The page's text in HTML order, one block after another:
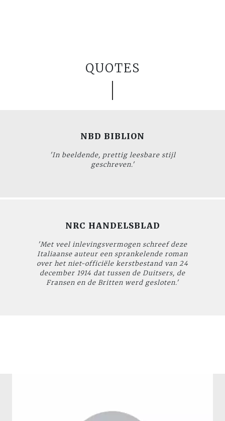
QUOTES
NBD BIBLION
'In beeldende, prettig leesbare stijl
geschreven.'
NRC HANDELSBLAD
'Met veel inlevingsvermogen schreef deze
Italiaanse auteur een sprankelende roman
over het niet-officiële kerstbestand van 24
december 1914 dat tussen de Duitsers, de
Fransen en de Britten werd gesloten.'